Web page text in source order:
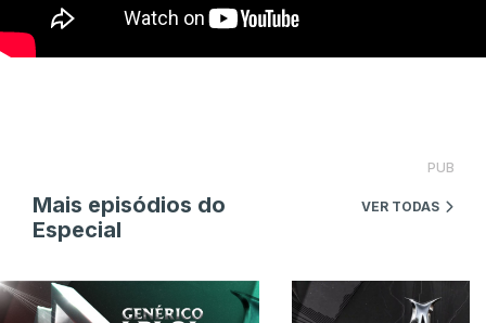
PUB
Mais episódios do
Especial
VER TODAS